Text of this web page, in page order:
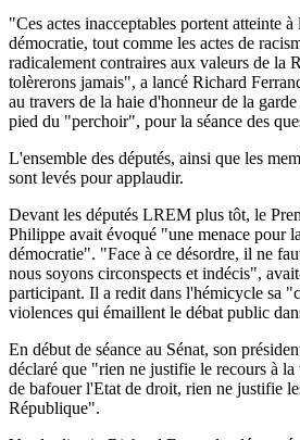
"Ces actes inacceptables portent atteinte
démocratie, tout comme les actes de
radicalement contraires aux valeurs de la
tolèrerons jamais", a lancé Richard
au travers de la haie d'honneur de la
pied du "perchoir", pour la séance des
L'ensemble des députés, ainsi que les
sont levés pour applaudir.
Devant les députés LREM plus tôt, le
Philippe avait évoqué "une menace pour
démocratie". "Face à ce désordre, il ne
nous soyons circonspects et indécis",
participant. Il a redit dans l'hémicycle sa
violences qui émaillent le débat public
En début de séance au Sénat, son
déclaré que "rien ne justifie le recours à
de bafouer l'Etat de droit, rien ne justifie
République".